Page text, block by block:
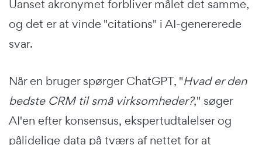
Uanset akronymet forbliver målet det samme,
og det er at vinde "citations" i AI-genererede
svar.
Når en bruger spørger ChatGPT, "Hvad er den
bedste CRM til små virksomheder?," søger
AI'en efter konsensus, ekspertudtalelser og
pålidelige data på tværs af nettet for at